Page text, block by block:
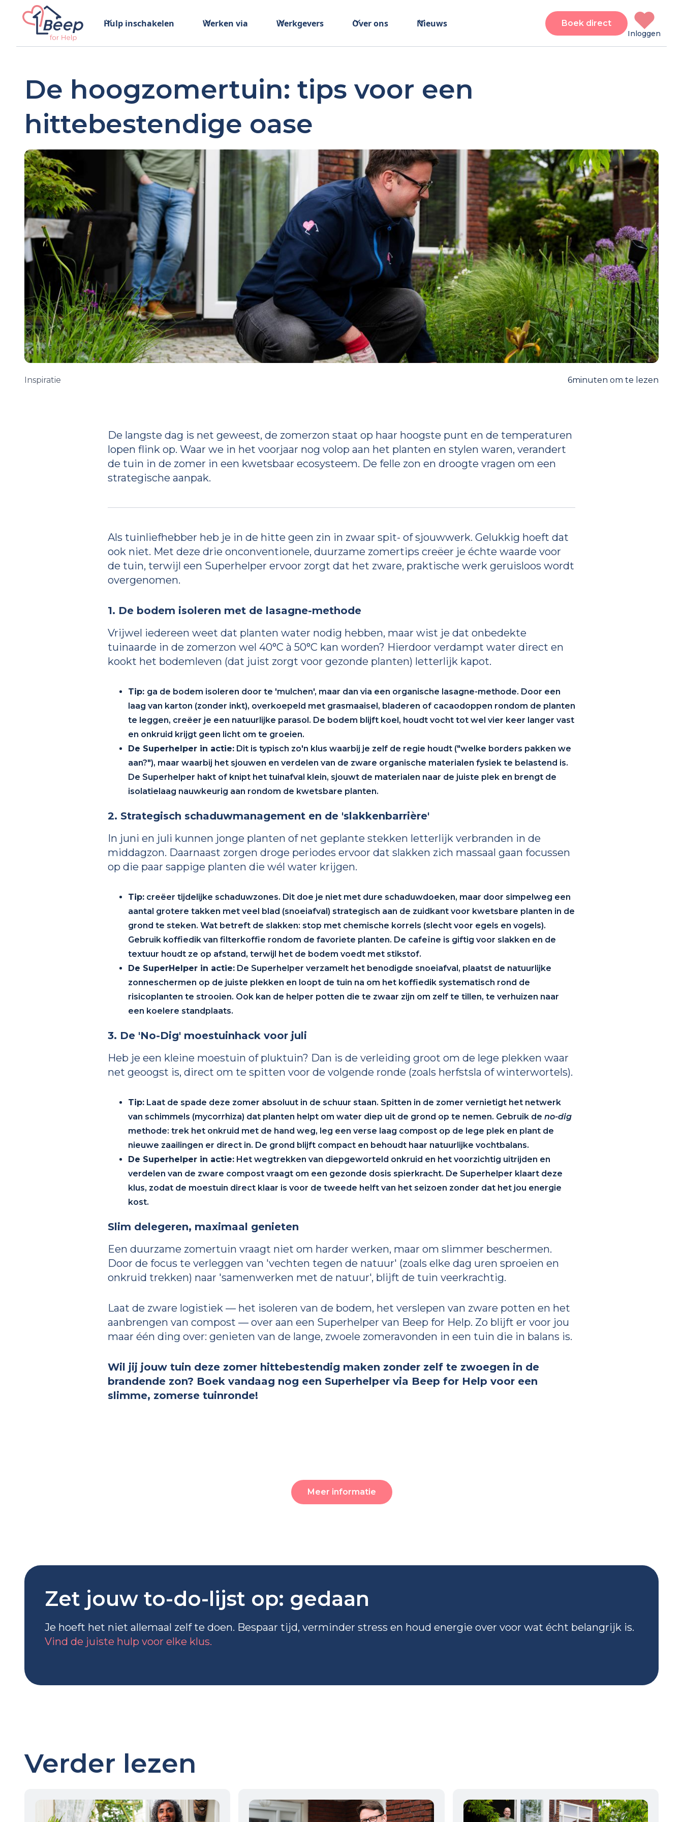
Hulp inschakelen Werken via Werkgevers Over ons Nieuws Boek direct
Inloggen
De hoogzomertuin: tips voor een
hittebestendige oase
Inspiratie 6minuten om te lezen
De langste dag is net geweest, de zomerzon staat op haar hoogste punt en de temperaturen
lopen flink op. Waar we in het voorjaar nog volop aan het planten en stylen waren, verandert
de tuin in de zomer in een kwetsbaar ecosysteem. De felle zon en droogte vragen om een
strategische aanpak.
Als tuinliefhebber heb je in de hitte geen zin in zwaar spit- of sjouwwerk. Gelukkig hoeft dat
ook niet. Met deze drie onconventionele, duurzame zomertips creëer je échte waarde voor
de tuin, terwijl een Superhelper ervoor zorgt dat het zware, praktische werk geruisloos wordt
overgenomen.
1. De bodem isoleren met de lasagne-methode
Vrijwel iedereen weet dat planten water nodig hebben, maar wist je dat onbedekte
tuinaarde in de zomerzon wel 40°C à 50°C kan worden? Hierdoor verdampt water direct en
kookt het bodemleven (dat juist zorgt voor gezonde planten) letterlijk kapot.
Tip: ga de bodem isoleren door te 'mulchen', maar dan via een organische lasagne-methode. Door een
laag van karton (zonder inkt), overkoepeld met grasmaaisel, bladeren of cacaodoppen rondom de planten
te leggen, creëer je een natuurlijke parasol. De bodem blijft koel, houdt vocht tot wel vier keer langer vast
en onkruid krijgt geen licht om te groeien.
De Superhelper in actie: Dit is typisch zo'n klus waarbij je zelf de regie houdt ("welke borders pakken we
aan?"), maar waarbij het sjouwen en verdelen van de zware organische materialen fysiek te belastend is.
De Superhelper hakt of knipt het tuinafval klein, sjouwt de materialen naar de juiste plek en brengt de
isolatielaag nauwkeurig aan rondom de kwetsbare planten.
2. Strategisch schaduwmanagement en de 'slakkenbarrière'
In juni en juli kunnen jonge planten of net geplante stekken letterlijk verbranden in de
middagzon. Daarnaast zorgen droge periodes ervoor dat slakken zich massaal gaan focussen
op die paar sappige planten die wél water krijgen.
Tip: creëer tijdelijke schaduwzones. Dit doe je niet met dure schaduwdoeken, maar door simpelweg een
aantal grotere takken met veel blad (snoeiafval) strategisch aan de zuidkant voor kwetsbare planten in de
grond te steken. Wat betreft de slakken: stop met chemische korrels (slecht voor egels en vogels).
Gebruik koffiedik van filterkoffie rondom de favoriete planten. De cafeïne is giftig voor slakken en de
textuur houdt ze op afstand, terwijl het de bodem voedt met stikstof.
De SuperHelper in actie: De Superhelper verzamelt het benodigde snoeiafval, plaatst de natuurlijke
zonneschermen op de juiste plekken en loopt de tuin na om het koffiedik systematisch rond de
risicoplanten te strooien. Ook kan de helper potten die te zwaar zijn om zelf te tillen, te verhuizen naar
een koelere standplaats.
3. De 'No-Dig' moestuinhack voor juli
Heb je een kleine moestuin of pluktuin? Dan is de verleiding groot om de lege plekken waar
net geoogst is, direct om te spitten voor de volgende ronde (zoals herfstsla of winterwortels).
Tip: Laat de spade deze zomer absoluut in de schuur staan. Spitten in de zomer vernietigt het netwerk
van schimmels (mycorrhiza) dat planten helpt om water diep uit de grond op te nemen. Gebruik de no-dig
methode: trek het onkruid met de hand weg, leg een verse laag compost op de lege plek en plant de
nieuwe zaailingen er direct in. De grond blijft compact en behoudt haar natuurlijke vochtbalans.
De Superhelper in actie: Het wegtrekken van diepgeworteld onkruid en het voorzichtig uitrijden en
verdelen van de zware compost vraagt om een gezonde dosis spierkracht. De Superhelper klaart deze
klus, zodat de moestuin direct klaar is voor de tweede helft van het seizoen zonder dat het jou energie
kost.
Slim delegeren, maximaal genieten
Een duurzame zomertuin vraagt niet om harder werken, maar om slimmer beschermen.
Door de focus te verleggen van 'vechten tegen de natuur' (zoals elke dag uren sproeien en
onkruid trekken) naar 'samenwerken met de natuur', blijft de tuin veerkrachtig.
Laat de zware logistiek — het isoleren van de bodem, het verslepen van zware potten en het
aanbrengen van compost — over aan een Superhelper van Beep for Help. Zo blijft er voor jou
maar één ding over: genieten van de lange, zwoele zomeravonden in een tuin die in balans is.
Wil jij jouw tuin deze zomer hittebestendig maken zonder zelf te zwoegen in de
brandende zon? Boek vandaag nog een Superhelper via Beep for Help voor een
slimme, zomerse tuinronde!
Meer informatie
Zet jouw to-do-lijst op: gedaan
Je hoeft het niet allemaal zelf te doen. Bespaar tijd, verminder stress en houd energie over voor wat écht belangrijk is.
Vind de juiste hulp voor elke klus.
Verder lezen